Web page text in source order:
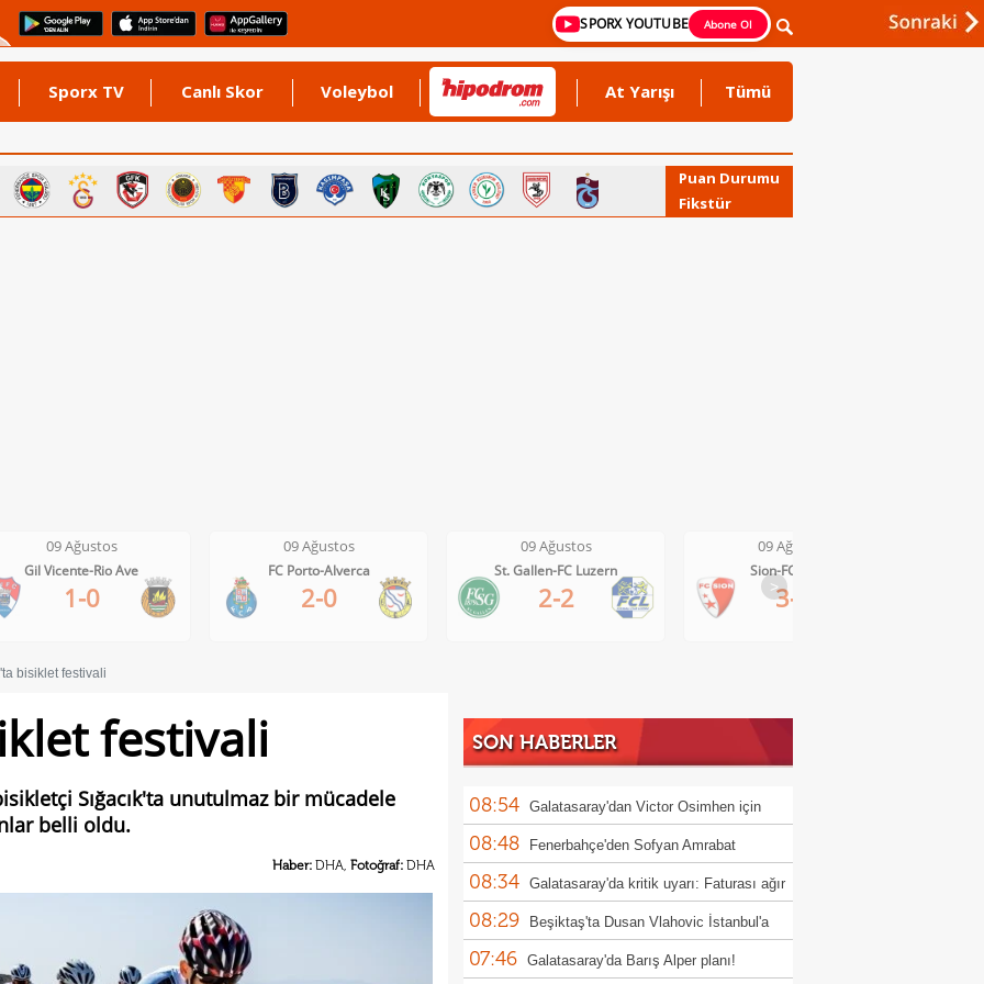
SPORX YOUTUBE Abone Ol
Sporx TV Canlı Skor Voleybol At Yarışı Tümü
Puan Durumu
Fikstür
09 Ağustos
FC Porto-Alverca
2-0
09 Ağustos
St. Gallen-FC Luzern
2-2
09 Ağustos
Sion-FC Vaduz
3-2
09 Ağustos
Basel-Thun
>
bisiklet festivali
festivali
Sığacık'ta unutulmaz bir mücadele
belli oldu.
Haber: DHA, Fotoğraf: DHA
SON HABERLER
08:54 Galatasaray'dan Victor Osimhen için
karar!
08:48 Fenerbahçe'den Sofyan Amrabat
açıklaması
08:34 Galatasaray'da kritik uyarı: Faturası ağır
olacak!
08:29 Beşiktaş'ta Dusan Vlahovic İstanbul'a
gelebilir!
07:46 Galatasaray'da Barış Alper planı!